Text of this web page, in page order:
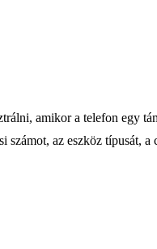
amikor a telefon egy
az eszköz típusát,